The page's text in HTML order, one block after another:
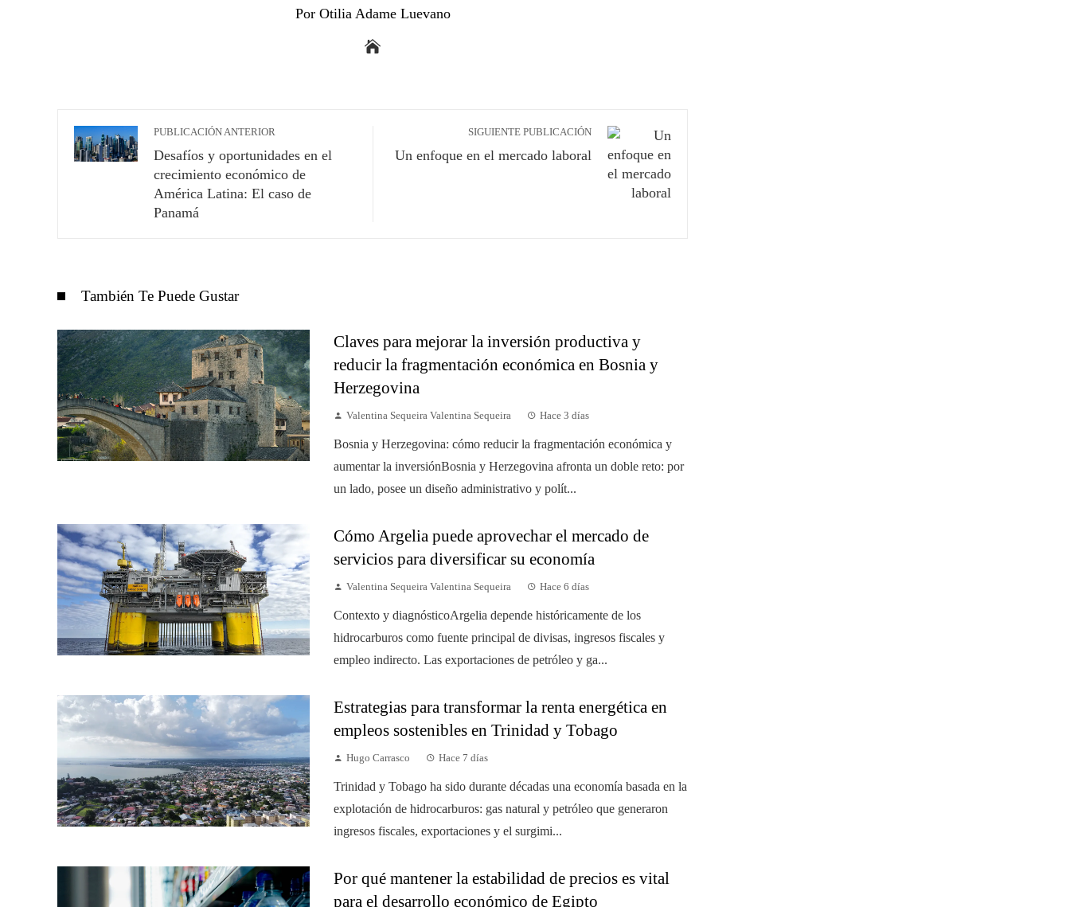
Por Otilia Adame Luevano
PUBLICACIÓN ANTERIOR
Desafíos y oportunidades en el
crecimiento económico de
América Latina: El caso de
Panamá
SIGUIENTE PUBLICACIÓN
Un enfoque en el mercado laboral
También Te Puede Gustar
Claves para mejorar la inversión productiva y
reducir la fragmentación económica en Bosnia y
Herzegovina
Valentina Sequeira Valentina Sequeira Hace 3 días
Bosnia y Herzegovina: cómo reducir la fragmentación económica y
aumentar la inversiónBosnia y Herzegovina afronta un doble reto: por
un lado, posee un diseño administrativo y polít...
Cómo Argelia puede aprovechar el mercado de
servicios para diversificar su economía
Valentina Sequeira Valentina Sequeira Hace 6 días
Contexto y diagnósticoArgelia depende históricamente de los
hidrocarburos como fuente principal de divisas, ingresos fiscales y
empleo indirecto. Las exportaciones de petróleo y ga...
Estrategias para transformar la renta energética en
empleos sostenibles en Trinidad y Tobago
Hugo Carrasco Hace 7 días
Trinidad y Tobago ha sido durante décadas una economía basada en la
explotación de hidrocarburos: gas natural y petróleo que generaron
ingresos fiscales, exportaciones y el surgimi...
Por qué mantener la estabilidad de precios es vital
para el desarrollo económico de Egipto